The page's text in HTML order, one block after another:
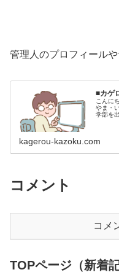
管理人のプロフィール
■カゲ
こんに
やま・
学部を
kagerou-kazoku.com
コメント
コメ
TOPページ（新着